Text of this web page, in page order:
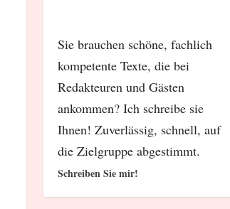
Sie brauchen schöne, fachlich
kompetente Texte, die bei
Redakteuren und Gästen
ankommen? Ich schreibe sie
Ihnen! Zuverlässig, schnell, auf
die Zielgruppe abgestimmt.
Schreiben Sie mir!